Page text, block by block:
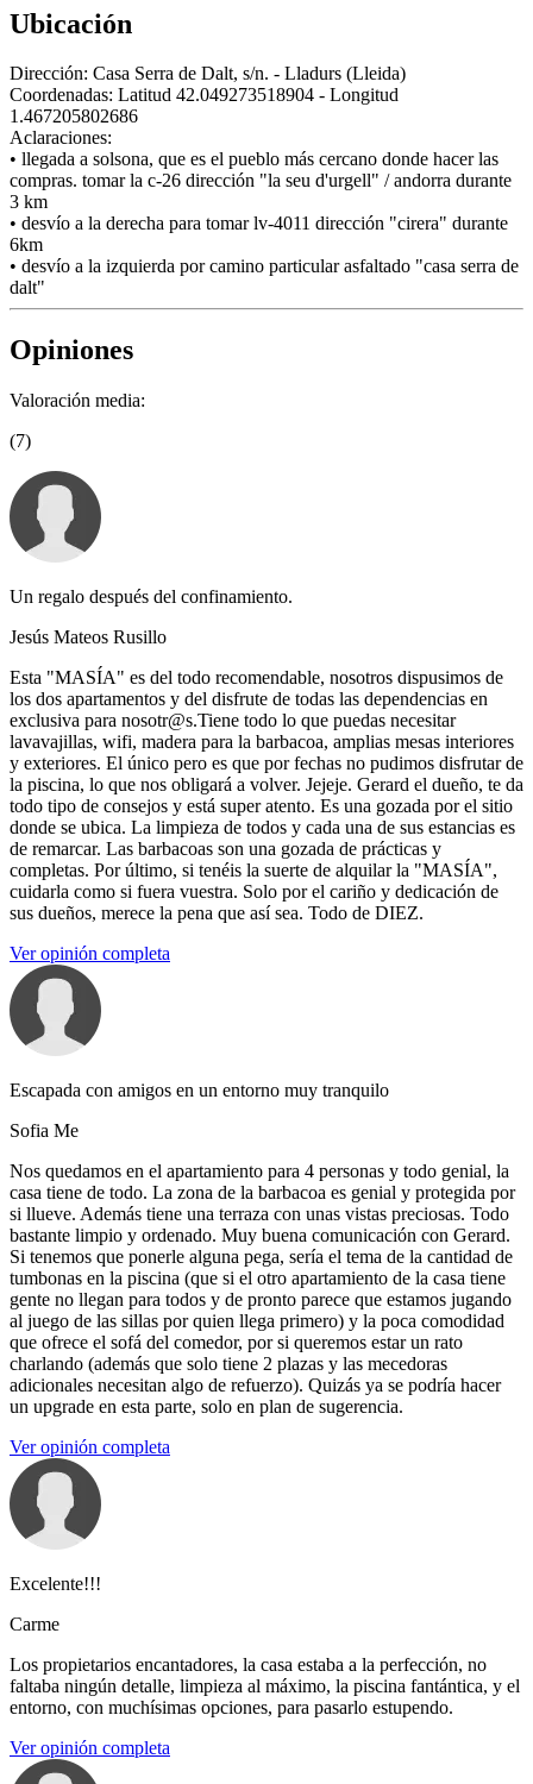
Ubicación
Dirección: Casa Serra de Dalt, s/n. - Lladurs (Lleida)
Coordenadas: Latitud 42.049273518904 - Longitud
1.467205802686
Aclaraciones:
• llegada a solsona, que es el pueblo más cercano donde hacer las
compras. tomar la c-26 dirección "la seu d'urgell" / andorra durante
3 km
• desvío a la derecha para tomar lv-4011 dirección "cirera" durante
6km
• desvío a la izquierda por camino particular asfaltado "casa serra de
dalt"
Opiniones
Valoración media:
(7)
Un regalo después del confinamiento.
Jesús Mateos Rusillo
Esta "MASÍA" es del todo recomendable, nosotros dispusimos de
los dos apartamentos y del disfrute de todas las dependencias en
exclusiva para nosotr@s.Tiene todo lo que puedas necesitar
lavavajillas, wifi, madera para la barbacoa, amplias mesas interiores
y exteriores. El único pero es que por fechas no pudimos disfrutar de
la piscina, lo que nos obligará a volver. Jejeje. Gerard el dueño, te da
todo tipo de consejos y está super atento. Es una gozada por el sitio
donde se ubica. La limpieza de todos y cada una de sus estancias es
de remarcar. Las barbacoas son una gozada de prácticas y
completas. Por último, si tenéis la suerte de alquilar la "MASÍA",
cuidarla como si fuera vuestra. Solo por el cariño y dedicación de
sus dueños, merece la pena que así sea. Todo de DIEZ.
Ver opinión completa
Escapada con amigos en un entorno muy tranquilo
Sofia Me
Nos quedamos en el apartamiento para 4 personas y todo genial, la
casa tiene de todo. La zona de la barbacoa es genial y protegida por
si llueve. Además tiene una terraza con unas vistas preciosas. Todo
bastante limpio y ordenado. Muy buena comunicación con Gerard.
Si tenemos que ponerle alguna pega, sería el tema de la cantidad de
tumbonas en la piscina (que si el otro apartamiento de la casa tiene
gente no llegan para todos y de pronto parece que estamos jugando
al juego de las sillas por quien llega primero) y la poca comodidad
que ofrece el sofá del comedor, por si queremos estar un rato
charlando (además que solo tiene 2 plazas y las mecedoras
adicionales necesitan algo de refuerzo). Quizás ya se podría hacer
un upgrade en esta parte, solo en plan de sugerencia.
Ver opinión completa
Excelente!!!
Carme
Los propietarios encantadores, la casa estaba a la perfección, no
faltaba ningún detalle, limpieza al máximo, la piscina fantántica, y el
entorno, con muchísimas opciones, para pasarlo estupendo.
Ver opinión completa